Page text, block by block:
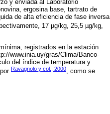
y enviada al Laboratorio
ergosina base, tartrato de
de alta eficiencia de fase inversa
17 µg/kg, 25,5 µg/kg,
registrados en la estación
www.inia.uy/gras/Clima/Banco-
del índice de temperatura y
Ravagnolo y col., 2000, como se